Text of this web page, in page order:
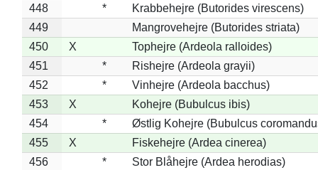
448
*
Krabbehejre (Butorides virescens)
449
Mangrovehejre (Butorides striata)
450
X
Tophejre (Ardeola ralloides)
451
*
Rishejre (Ardeola grayii)
452
*
Vinhejre (Ardeola bacchus)
453
X
Kohejre (Bubulcus ibis)
454
*
Østlig Kohejre (Bubulcus
455
X
Fiskehejre (Ardea cinerea)
456
*
Stor Blåhejre (Ardea herodias)